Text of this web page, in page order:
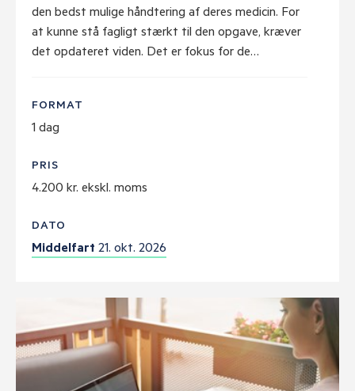
den bedst mulige håndtering af deres medicin. For
at kunne stå fagligt stærkt til den opgave, kræver
det opdateret viden. Det er fokus for de…
FORMAT
1 dag
PRIS
4.200 kr. ekskl. moms
DATO
Middelfart 21. okt. 2026